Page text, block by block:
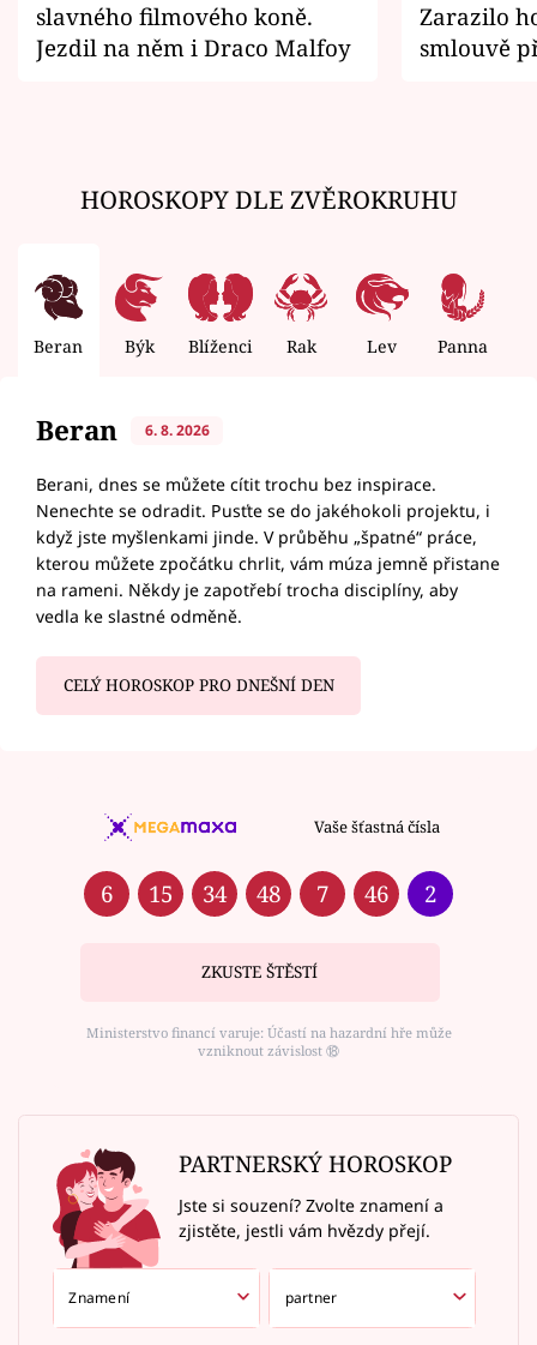
slavného filmového koně.
Jezdil na něm i Draco Malfoy
Zarazilo
smlouvě
HOROSKOPY DLE ZVĚROKRUHU
Beran Býk Blíženci Rak Lev Panna
Beran 6. 8. 2026
Berani, dnes se můžete cítit trochu bez inspirace.
Nenechte se odradit. Pusťte se do jakéhokoli projektu, i
když jste myšlenkami jinde. V průběhu „špatné“ práce,
kterou můžete zpočátku chrlit, vám múza jemně přistane
na rameni. Někdy je zapotřebí trocha disciplíny, aby
vedla ke slastné odměně.
CELÝ HOROSKOP PRO DNEŠNÍ DEN
Vaše šťastná čísla
6 15 34 48 7 46 2
ZKUSTE ŠTĚSTÍ
Ministerstvo financí varuje: Účastí na hazardní hře může
vzniknout závislost ⑱
PARTNERSKÝ HOROSKOP
Jste si souzení? Zvolte znamení a
zjistěte, jestli vám hvězdy přejí.